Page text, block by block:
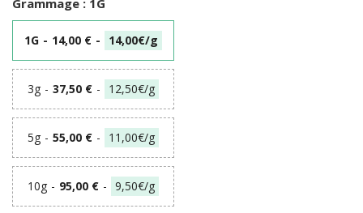
Grammage : 1G
1G - 14,00 € - 14,00€/g
3g - 37,50 € - 12,50€/g
5g - 55,00 € - 11,00€/g
10g - 95,00 € - 9,50€/g